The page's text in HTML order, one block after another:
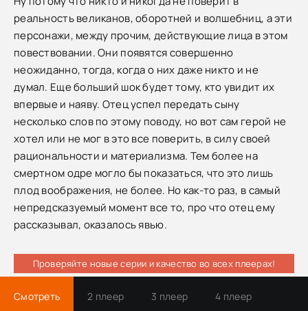
реальность великанов, оборотней и волшебниц, а эти
персонажи, между прочим, действующие лица в этом
повествовании. Они появятся совершенно
неожиданно, тогда, когда о них даже никто и не
думал. Еще больший шок будет тому, кто увидит их
впервые и наяву. Отец успел передать сыну
несколько слов по этому поводу, но вот сам герой не
хотел или не мог в это все поверить, в силу своей
рациональности и материализма. Тем более на
смертном одре могло бы показаться, что это лишь
плод воображения, не более. Но как-то раз, в самый
непредсказуемый момент все то, про что отец ему
рассказывал, оказалось явью.
Проверяйте новые серии и качество во всех плеерах!
Смотреть 2 плеер 3 плеер 4 плеер